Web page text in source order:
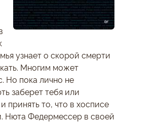
узнает о скорой смерти
Многим может
Но пока лично не
заберет тебя или
принять то, что в хосписе
Нюта Федермессер в своей